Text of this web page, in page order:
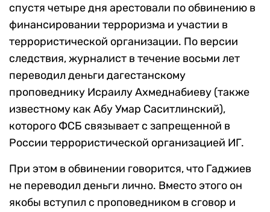
спустя четыре дня арестовали по обвинению в
финансировании терроризма и участии в
террористической организации. По версии
следствия, журналист в течение восьми лет
переводил деньги дагестанскому
проповеднику Исраилу Ахмеднабиеву (также
известному как Абу Умар Саситлинский),
которого ФСБ связывает с запрещенной в
России террористической организацией ИГ.
При этом в обвинении говорится, что Гаджиев
не переводил деньги лично. Вместо этого он
якобы вступил с проповедником в сговор и